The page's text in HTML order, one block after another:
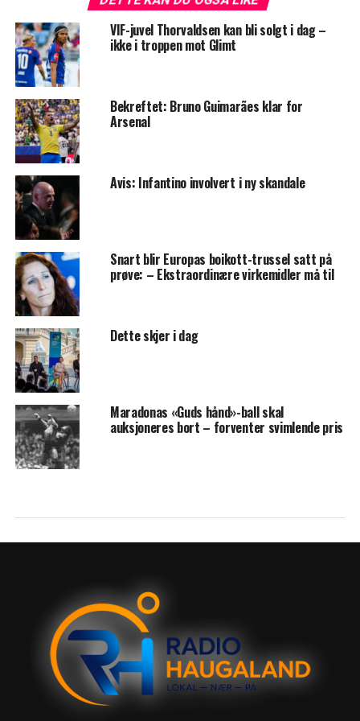
VIF-juvel Thorvaldsen kan bli solgt i dag –
ikke i troppen mot Glimt
Bekreftet: Bruno Guimarães klar for
Arsenal
Avis: Infantino involvert i ny skandale
Snart blir Europas boikott-trussel satt på
prøve: – Ekstraordinære virkemidler må til
Dette skjer i dag
Maradonas «Guds hånd»-ball skal
auksjoneres bort – forventer svimlende pris